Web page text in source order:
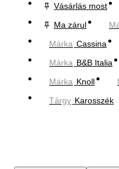
Vásárlás most
Ma zárul
Márka Cassina
Márka B&B Italia
Márka Knoll
Tárgy Karosszék